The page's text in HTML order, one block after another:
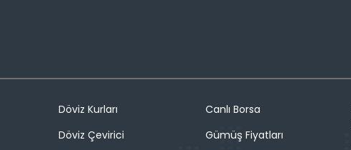
Döviz Kurları
Döviz Çevirici
Canlı Borsa
Gümüş Fiyatları